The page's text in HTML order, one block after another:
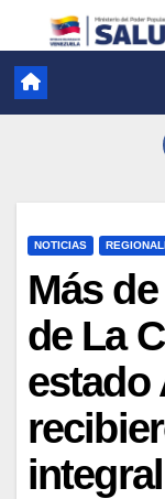
NOTICIAS
Más
de La
estado